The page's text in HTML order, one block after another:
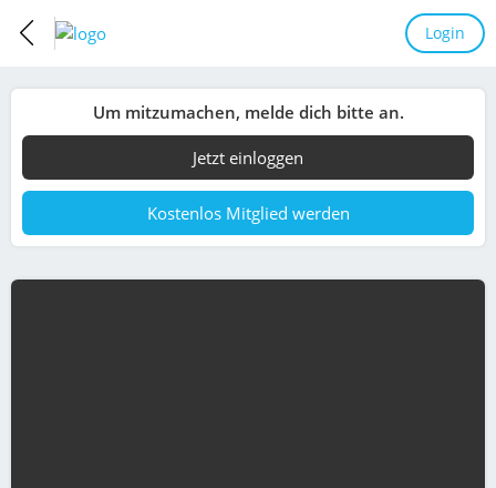
Login
Um mitzumachen, melde dich bitte an.
Jetzt einloggen
Kostenlos Mitglied werden